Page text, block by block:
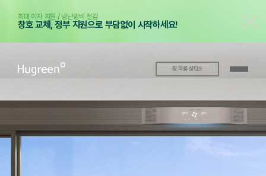
최대 이자 지원 / 냉난방비 절감
창호 교체, 정부 지원으로 부담없이 시작하세요!
창.작품 상담소